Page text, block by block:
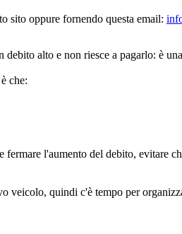
sito oppure fornendo questa email:
alto e non riesce a pagarlo: è
che:
l'aumento del debito, evitare
veicolo, quindi c'è tempo per